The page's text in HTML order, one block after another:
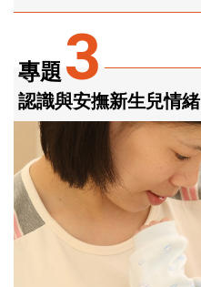
專題3
認識與安撫新生兒情緒